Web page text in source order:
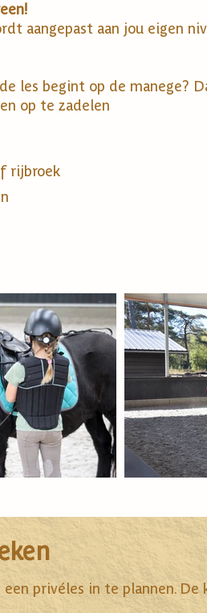
aangepast aan jou eigen
les begint op de manege?
op te zadelen
rijbroek
privéles in te plannen. De